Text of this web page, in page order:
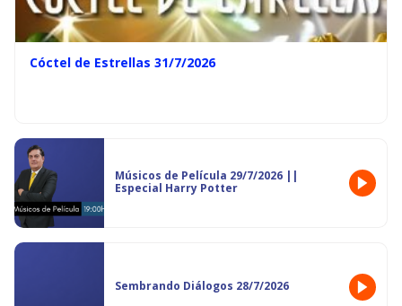
Cóctel de Estrellas 31/7/2026
Músicos de Película 29/7/2026 ||
Especial Harry Potter
Sembrando Diálogos 28/7/2026